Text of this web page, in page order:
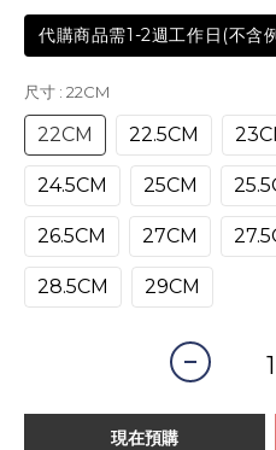
代購商品需1-2週工作日(不含
尺寸 : 22CM
22CM 22.5CM
24.5CM 25CM
26.5CM 27CM
28.5CM 29CM
現在預購